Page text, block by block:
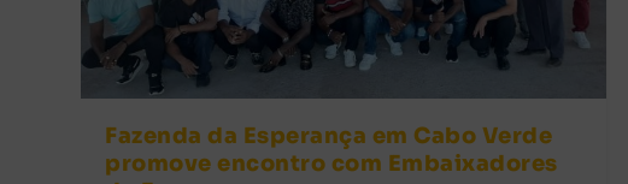
Fazenda da Esperança em Cabo Verde
promove encontro com Embaixadores